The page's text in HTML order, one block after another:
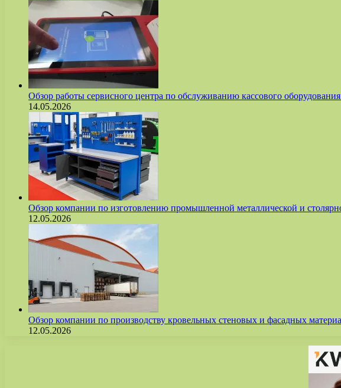
Обзор работы сервисного центра по обслуживанию кассового
14.05.2026
Обзор компании по изготовлению промышленной металлической и
12.05.2026
Обзор компании по производству кровельных стеновых и фасадных
12.05.2026